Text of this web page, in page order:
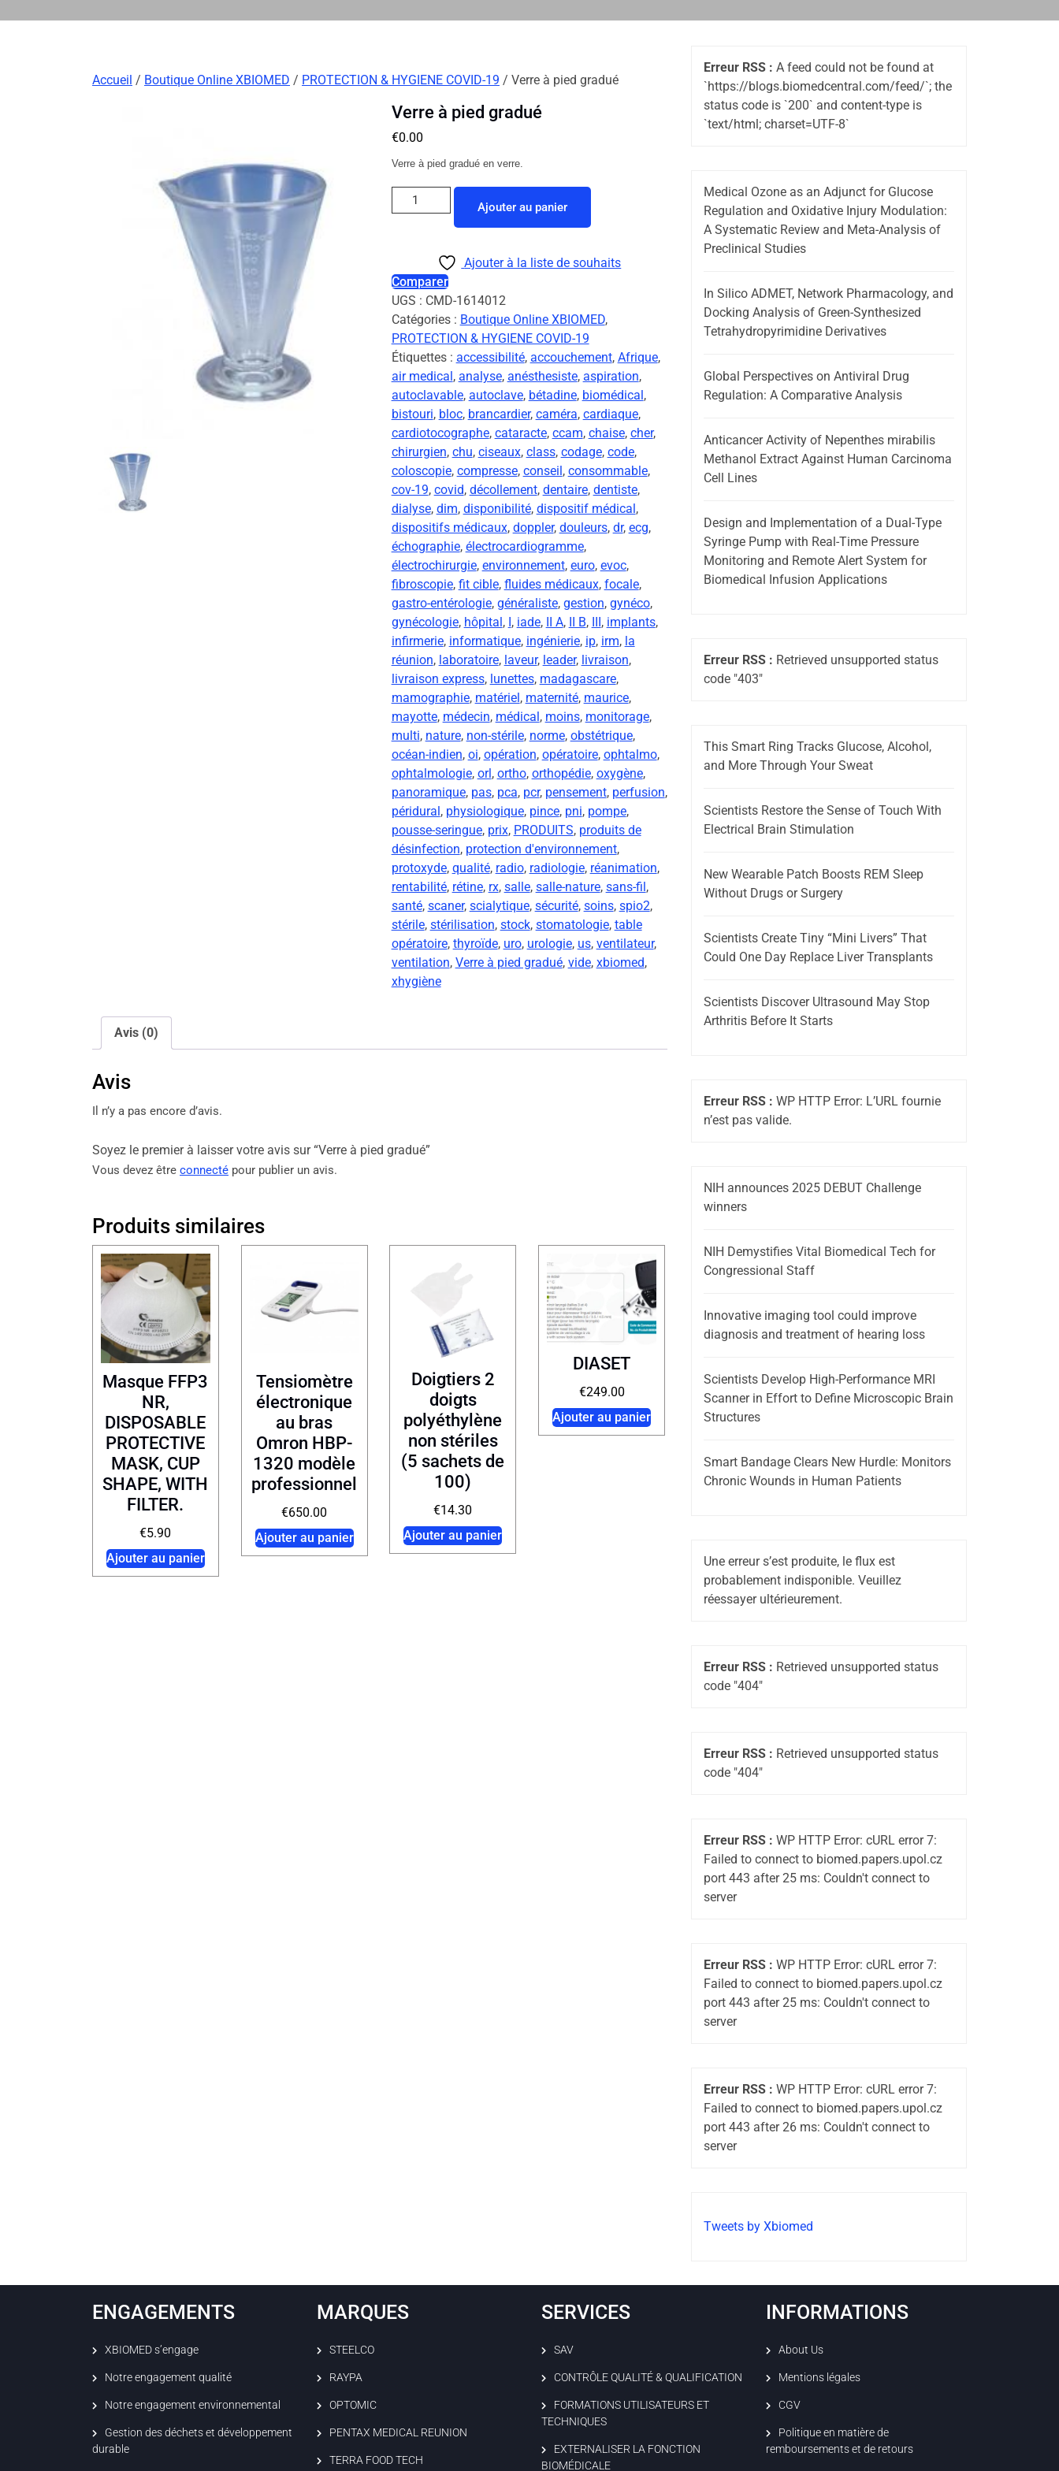
Accueil / Boutique Online XBIOMED / PROTECTION & HYGIENE COVID-19 / Verre à pied gradué
Verre à pied gradué
€0.00
Verre à pied gradué en verre.
Ajouter au panier
Ajouter à la liste de souhaits
Comparer
UGS : CMD-1614012
Catégories : Boutique Online XBIOMED,
PROTECTION & HYGIENE COVID-19
Étiquettes : accessibilité, accouchement, Afrique,
air medical , analyse, anésthesiste, aspiration,
autoclavable, autoclave, bétadine, biomédical ,
bistouri, bloc, brancardier, caméra, cardiaque,
cardiotocographe, cataracte, ccam, chaise, cher,
chirurgien, chu, ciseaux, class, codage, code,
coloscopie, compresse, conseil , consommable,
cov-19, covid, décollement, dentaire, dentiste,
dialyse, dim, disponibilité, dispositif médical ,
dispositifs médicaux, doppler, douleurs, dr, ecg,
échographie, électrocardiogramme,
électrochirurgie, environnement, euro, evoc,
fibroscopie, fit cible, fluides médicaux, focale,
gastro-entérologie, généraliste, gestion, gynéco,
gynécologie, hôpital , , iade, II A, II B, , implants,
infirmerie, informatique, ingénierie, ip, irm, la
réunion, laboratoire, laveur, leader, livraison,
livraison express, lunettes, madagascare,
mamographie, matériel , maternité, maurice,
mayotte, médecin, médical , moins, monitorage,
multi, nature, non-stérile, norme, obstétrique,
océan-indien, oi, opération, opératoire, ophtalmo,
ophtalmologie, orl , ortho, orthopédie, oxygène,
panoramique, pas, pca, pcr, pensement, perfusion,
péridural , physiologique, pince, pni, pompe,
pousse-seringue, prix, PRODUITS, produits de
désinfection, protection d'environnement,
protoxyde, qualité, radio, radiologie, réanimation,
rentabilité, rétine, rx, salle, salle-nature, sans-fil ,
santé, scaner, scialytique, sécurité, soins, spio2,
stérile, stérilisation, stock, stomatologie, table
opératoire, thyroïde, uro, urologie, us, ventilateur,
ventilation, Verre à pied gradué, vide, xbiomed,
xhygiène
Avis (0)
Avis
Il n’y a pas encore d’avis.
Soyez le premier à laisser votre avis sur “Verre à pied gradué”
Vous devez être connecté pour publier un avis.
Produits similaires
Masque FFP3
NR,
DISPOSABLE
PROTECTIVE
MASK, CUP
SHAPE, WITH
FILTER.
€5.90
Ajouter au panier
Tensiomètre
électronique
au bras
Omron HBP-
1320 modèle
professionnel
€650.00
Ajouter au panier
Doigtiers 2
doigts
polyéthylène
non stériles
(5 sachets de
100)
€14.30
Ajouter au panier
DIASET
€249.00
Ajouter au panier
Erreur RSS : A feed could not be found at
`https://blogs.biomedcentral.com/feed/`; the
status code is `200` and content-type is
`text/html; charset=UTF-8`
Medical Ozone as an Adjunct for Glucose
Regulation and Oxidative Injury Modulation:
A Systematic Review and Meta-Analysis of
Preclinical Studies
In Silico ADMET, Network Pharmacology, and
Docking Analysis of Green-Synthesized
Tetrahydropyrimidine Derivatives
Global Perspectives on Antiviral Drug
Regulation: A Comparative Analysis
Anticancer Activity of Nepenthes mirabilis
Methanol Extract Against Human Carcinoma
Cell Lines
Design and Implementation of a Dual-Type
Syringe Pump with Real-Time Pressure
Monitoring and Remote Alert System for
Biomedical Infusion Applications
Erreur RSS : Retrieved unsupported status
code "403"
This Smart Ring Tracks Glucose, Alcohol,
and More Through Your Sweat
Scientists Restore the Sense of Touch With
Electrical Brain Stimulation
New Wearable Patch Boosts REM Sleep
Without Drugs or Surgery
Scientists Create Tiny “Mini Livers” That
Could One Day Replace Liver Transplants
Scientists Discover Ultrasound May Stop
Arthritis Before It Starts
Erreur RSS : WP HTTP Error: L’URL fournie
n’est pas valide.
NIH announces 2025 DEBUT Challenge
winners
NIH Demystifies Vital Biomedical Tech for
Congressional Staff
Innovative imaging tool could improve
diagnosis and treatment of hearing loss
Scientists Develop High-Performance MRI
Scanner in Effort to Define Microscopic Brain
Structures
Smart Bandage Clears New Hurdle: Monitors
Chronic Wounds in Human Patients
Une erreur s’est produite, le flux est
probablement indisponible. Veuillez
réessayer ultérieurement.
Erreur RSS : Retrieved unsupported status
code "404"
Erreur RSS : Retrieved unsupported status
code "404"
Erreur RSS : WP HTTP Error: cURL error 7:
Failed to connect to biomed.papers.upol.cz
port 443 after 25 ms: Couldn't connect to
server
Erreur RSS : WP HTTP Error: cURL error 7:
Failed to connect to biomed.papers.upol.cz
port 443 after 25 ms: Couldn't connect to
server
Erreur RSS : WP HTTP Error: cURL error 7:
Failed to connect to biomed.papers.upol.cz
port 443 after 26 ms: Couldn't connect to
server
Tweets by Xbiomed
ENGAGEMENTS
XBIOMED s’engage
Notre engagement qualité
Notre engagement environnemental
Gestion des déchets et développement
durable
MARQUES
STEELCO
RAYPA
OPTOMIC
PENTAX MEDICAL REUNION
TERRA FOOD TECH
SERVICES
SAV
CONTRÔLE QUALITÉ & QUALIFICATION
FORMATIONS UTILISATEURS ET
TECHNIQUES
EXTERNALISER LA FONCTION
BIOMÉDICALE
INFORMATIONS
About Us
Mentions légales
CGV
Politique en matière de
remboursements et de retours